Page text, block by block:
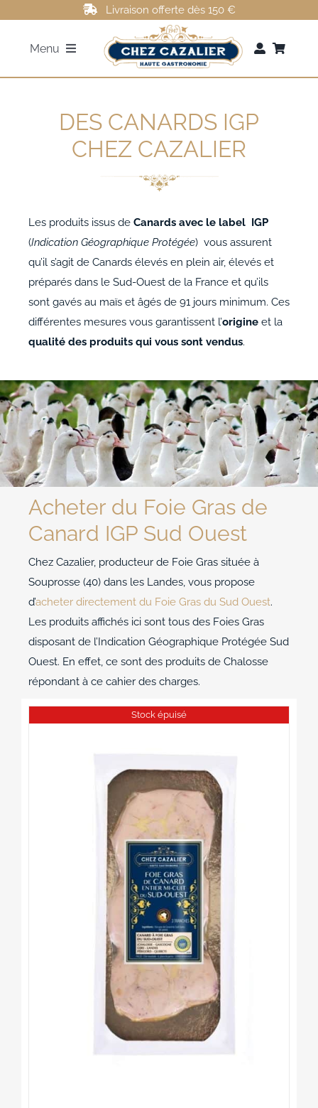
contenu
Livraison offerte dès 150 €
Menu
ROTI DE CANARD
CONFITS DE CANARD
ACCOMPAGNEMENTS
0
DES CANARDS IGP
CHEZ CAZALIER
Les produits issus de Canards avec le label IGP
(Indication Géographique Protégée) vous assurent
qu’il s’agit de Canards élevés en plein air, élevés et
préparés dans le Sud-Ouest de la France et qu’ils
sont gavés au maïs et âgés de 91 jours minimum. Ces
différentes mesures vous garantissent l’origine et la
qualité des produits qui vous sont vendus.
Acheter du Foie Gras de
Canard IGP Sud Ouest
Chez Cazalier, producteur de Foie Gras située à
Souprosse (40) dans les Landes, vous propose
d’acheter directement du Foie Gras du Sud Ouest.
Les produits affichés ici sont tous des Foies Gras
disposant de l’Indication Géographique Protégée Sud
Ouest. En effet, ce sont des produits de Chalosse
répondant à ce cahier des charges.
Stock épuisé